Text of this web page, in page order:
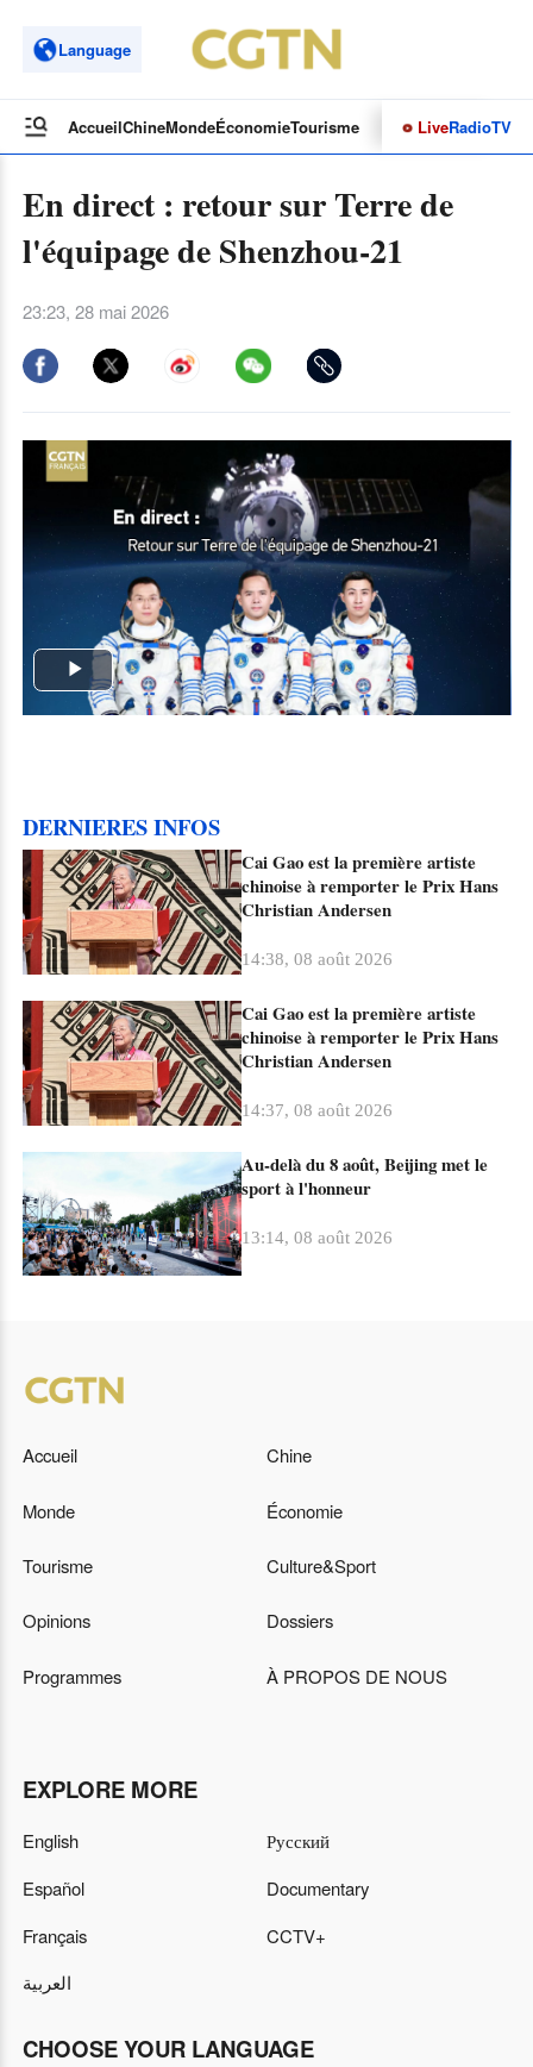
Language
AccueilChineMondeÉconomieTourismeCulture&SportOpinions
LiveRadioTV
En direct : retour sur Terre de
l'équipage de Shenzhou-21
23:23, 28 mai 2026
Play
DERNIERES INFOS
Cai Gao est la première artiste
chinoise à remporter le Prix Hans
Christian Andersen
14:38, 08 août 2026
Cai Gao est la première artiste
chinoise à remporter le Prix Hans
Christian Andersen
14:37, 08 août 2026
Au-delà du 8 août, Beijing met le
sport à l'honneur
13:14, 08 août 2026
Accueil Chine
Monde Économie
Tourisme Culture&Sport
Opinions Dossiers
Programmes À PROPOS DE NOUS
EXPLORE MORE
English
Español
Français
العربية
Русский
Documentary
CCTV+
CHOOSE YOUR LANGUAGE